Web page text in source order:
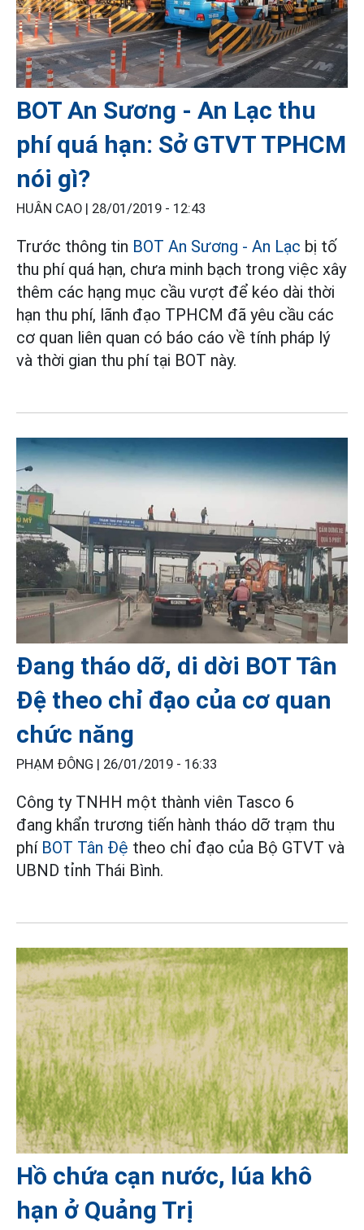
BOT An Sương - An Lạc thu
phí quá hạn: Sở GTVT TPHCM
nói gì?
HUÂN CAO | 28/01/2019 - 12:43
Trước thông tin BOT An Sương - An Lạc bị tố
thu phí quá hạn, chưa minh bạch trong việc xây
thêm các hạng mục cầu vượt để kéo dài thời
hạn thu phí, lãnh đạo TPHCM đã yêu cầu các
cơ quan liên quan có báo cáo về tính pháp lý
và thời gian thu phí tại BOT này.
Đang tháo dỡ, di dời BOT Tân
Đệ theo chỉ đạo của cơ quan
chức năng
PHẠM ĐÔNG | 26/01/2019 - 16:33
Công ty TNHH một thành viên Tasco 6
đang khẩn trương tiến hành tháo dỡ trạm thu
phí BOT Tân Đệ theo chỉ đạo của Bộ GTVT và
UBND tỉnh Thái Bình.
Hồ chứa cạn nước, lúa khô
hạn ở Quảng Trị